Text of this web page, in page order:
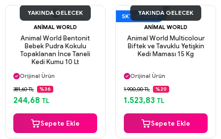
YAKINDA GELECEK
ANIMAL WORLD
Animal World Bentonit
Bebek Pudra Kokulu
Topaklanan İnce Taneli
Kedi Kumu 10 Lt
Aynı Gün Kargo
Orijinal Ürün
Güvenli Ödeme
Aynı Gün Kargo
381,60 TL %36
244,68 TL
Sepete Ekle
SKT: 11.2026
YAKINDA GELECEK
ANIMAL WORLD
Animal World Multicolour
Biftek ve Tavuklu Yetişkin
Kedi Maması 15 Kg
Orijinal Ürün
Güvenli Ödeme
Aynı Gün Kargo
1.900,00 TL %20
1.523,83 TL
Sepete Ekle